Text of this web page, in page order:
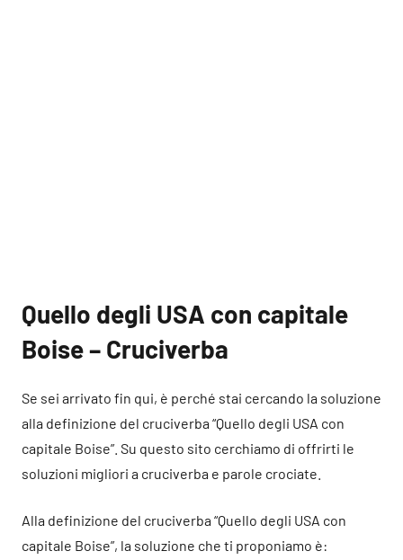
Quello degli USA con capitale
Boise – Cruciverba
Se sei arrivato fin qui, è perché stai cercando la soluzione
alla definizione del cruciverba “Quello degli USA con
capitale Boise”. Su questo sito cerchiamo di offrirti le
soluzioni migliori a cruciverba e parole crociate.
Alla definizione del cruciverba “Quello degli USA con
capitale Boise”, la soluzione che ti proponiamo è: